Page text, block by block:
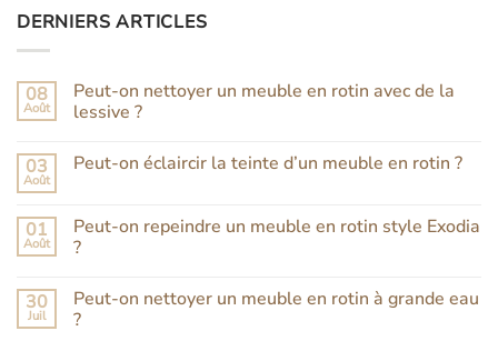
était :
1,520.00€.
DERNIERS ARTICLES
08
Août
Peut-on nettoyer un meuble en rotin avec de la
lessive ?
sur
un
meuble
en
de
la
lessive
03
Août
Peut-on éclaircir la teinte d’un meuble en rotin ?
sur
Peut-
on
éclaircir
teinte
d’un
meuble
en
01
Août
Peut-on repeindre un meuble en rotin style Exodia
?
sur
Peut-
on
30
Juil
Peut-on nettoyer un meuble en rotin à grande eau
?